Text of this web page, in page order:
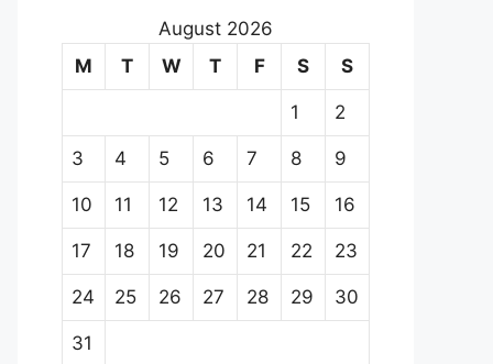
August 2026
M
T W T F S S
1 2
3 4 5 6 7 8 9
10 11 12 13 14 15 16
17 18 19 20 21 22 23
24 25 26 27 28 29 30
31